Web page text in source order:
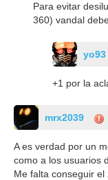
Para evitar
360) vandal
yo93
+1 por la
mrx2039
A es verdad por un
como a los usuarios
Me falta conseguir